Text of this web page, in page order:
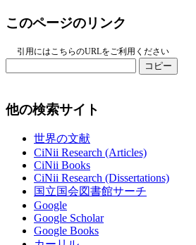
このページのリンク
引用にはこちらのURLをご利用ください
コピー
他の検索サイト
世界の文献
CiNii Research (Articles)
CiNii Books
CiNii Research (Dissertations)
国立国会図書館サーチ
Google
Google Scholar
Google Books